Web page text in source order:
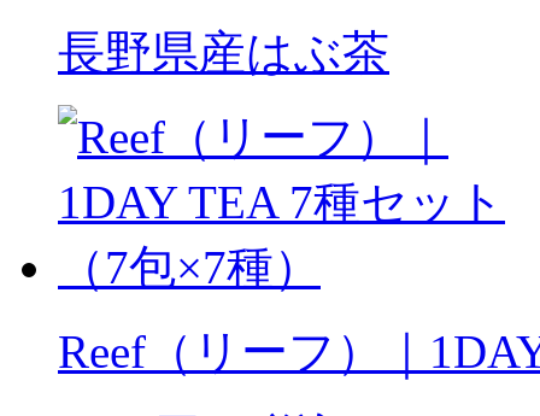
長野県産はぶ茶
Reef（リーフ）｜